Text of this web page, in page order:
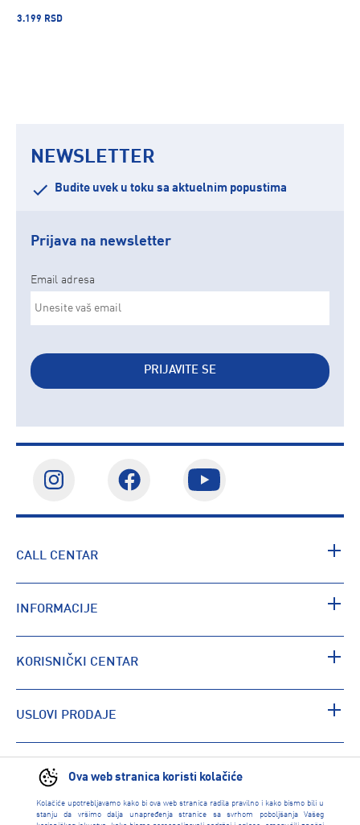
Ova web stranica koristi kolačiće
Kolačiće upotrebljavamo kako bi ova web stranica radila pravilno i kako bismo bili u
stanju da vršimo dalja unapređenja stranice sa svrhom poboljšanja Vašeg
3.199 RSD
NEWSLETTER
Budite uvek u toku sa aktuelnim popustima
Prijava na newsletter
Email adresa
PRIJAVITE SE
CALL CENTAR
INFORMACIJE
KORISNIČKI CENTAR
USLOVI PRODAJE
PRONAĐI RADNJU